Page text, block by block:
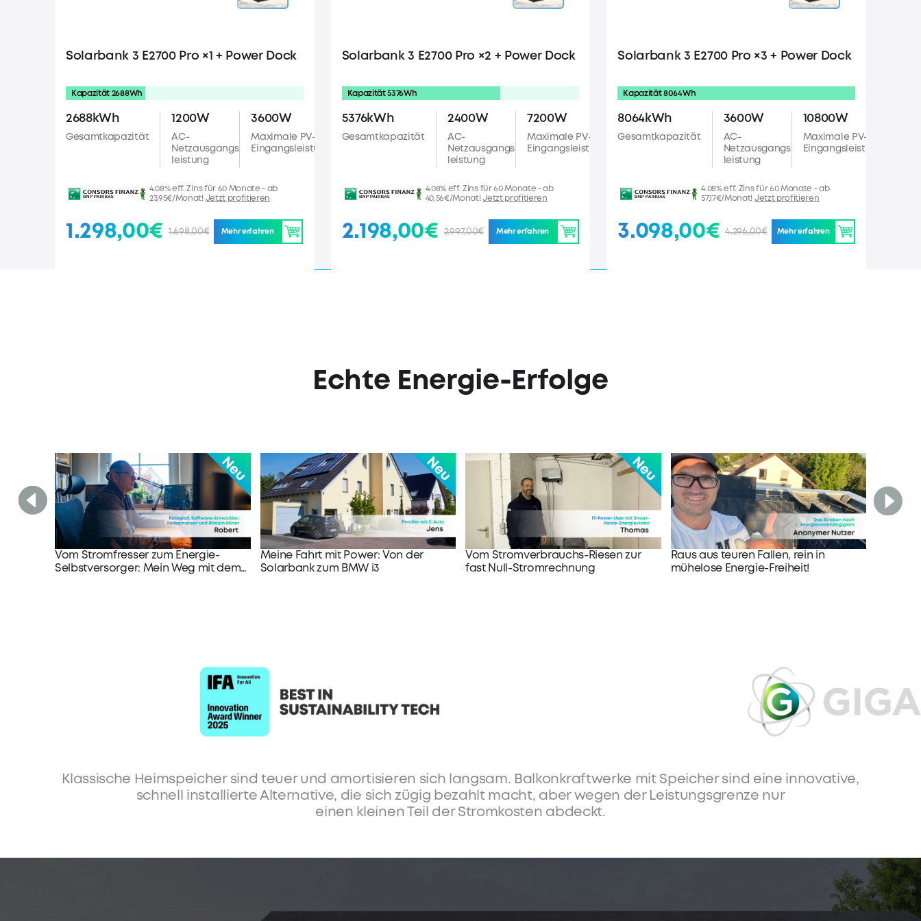
Solarbank 3 E2700 Pro ×1 + Power Dock
Kapazität 2688Wh
2688kWh
Gesamtkapazität
1200W
AC-
Netzausgangs
leistung
3600W
Maximale PV-
Eingangsleistung
4.08% eff. Zins für 60 Monate - ab
23,95€/Monat! Jetzt profitieren
1.298,00€ 1.698,00€ Mehr erfahren
Solarbank 3 E2700 Pro ×2 + Power Dock
Kapazität 5376Wh
5376kWh
Gesamtkapazität
2400W
AC-
Netzausgangs
leistung
7200W
Maximale PV-
Eingangsleistung
4.08% eff. Zins für 60 Monate - ab
40,56€/Monat!Jetzt profitieren
2.198,00€ 2.997,00€ Mehr erfahren
Solarbank 3 E2700 Pro ×3 + Power Dock
Kapazität 8064Wh
8064kWh
Gesamtkapazität
3600W
AC-
Netzausgangs
leistung
10800W
Maximale PV-
Eingangsleistung
4.08% eff. Zins für 60 Monate - ab
57,17€/Monat! Jetzt profitieren
3.098,00€ 4.296,00€ Mehr erfahren
Echte Energie-Erfolge
Vom Stromfresser zum Energie-
Selbstversorger: Mein Weg mit dem
Meine Fahrt mit Power: Von der
Solarbank zum BMW i3
Vom Stromverbrauchs-Riesen zur
fast Null-Stromrechnung
Raus aus teuren Fallen, rein in
mühelose Energie-Freiheit!
Lösung gegen steigende Stromkosten?
Deutsche Haushalte zahlen inzwischen 31% mehr für Strom als früher – das belastet Familien und macht bezahlbare
Klassische Heimspeicher sind teuer und amortisieren sich langsam. Balkonkraftwerke mit Speicher sind eine innovative,
schnell installierte Alternative, die sich zügig bezahlt macht, aber wegen der Leistungsgrenze nur
einen kleinen Teil der Stromkosten abdeckt.